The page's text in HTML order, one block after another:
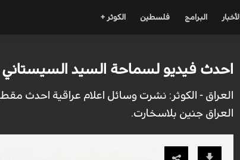
الأخبار البرامج فلسطين الكوثر +
احدث فيديو لسماحة السيد السيستاني
العراق - الكوثر: نشرت وسائل اعلام عراقية احدث
العراق جنين بلاسخارت.